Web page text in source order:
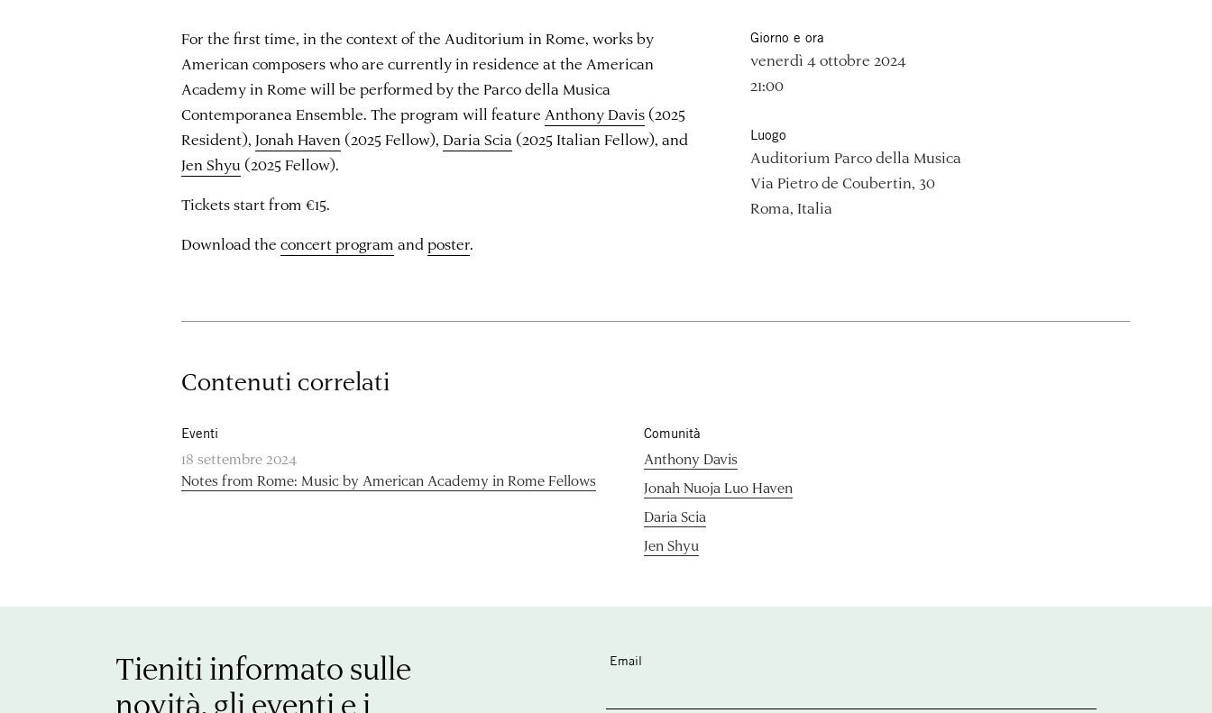
For the first time, in the context of the Auditorium in Rome, works by
American composers who are currently in residence at the American
Academy in Rome will be performed by the Parco della Musica
Contemporanea Ensemble. The program will feature Anthony Davis (2025
Resident), Jonah Haven (2025 Fellow),Daria Scia (2025 Italian Fellow), and
Jen Shyu (2025 Fellow).
Tickets start from €15.
Download theconcert program andposter.
Giorno e ora
venerdì 4 ottobre 2024
21:00
Luogo
Auditorium Parco della Musica
Via Pietro de Coubertin, 30
Roma, Italia
Contenuti correlati
Eventi
18 settembre 2024
Notes from Rome: Music by American Academy in Rome Fellows
Comunità
Anthony Davis
Jonah Nuoja Luo Haven
Daria Scia
Jen Shyu
Tieniti informato sulle
novità, gli eventi e i
Email